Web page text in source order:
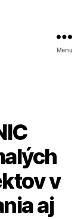
Menu
v
aj